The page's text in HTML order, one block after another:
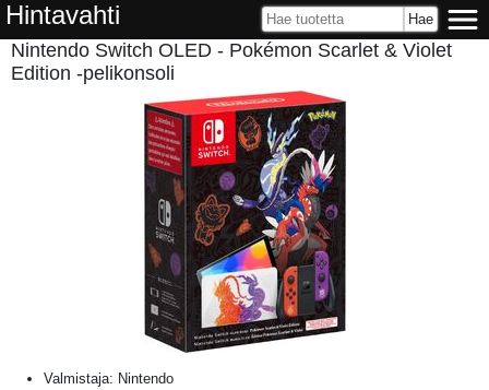
Hintavahti
Nintendo Switch OLED - Pokémon Scarlet & Violet
Edition -pelikonsoli
Valmistaja: Nintendo